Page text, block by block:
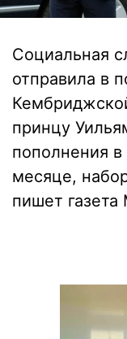
Социальная
отправила в
принцу
пополнения
месяце,
пишет газета